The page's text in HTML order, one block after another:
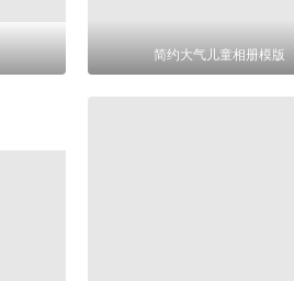
简约大气儿童相册模版